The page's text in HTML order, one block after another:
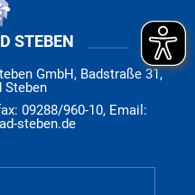
STEBEN
GmbH, Badstraße 31,
Steben
09288/960-10, Email:
steben.de